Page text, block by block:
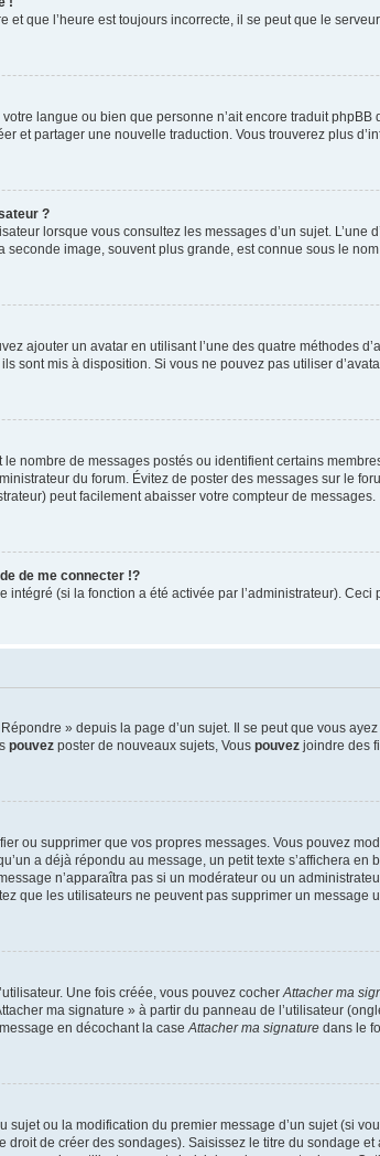
et que l’heure est toujours incorrecte, il se peut que le
langue ou bien que personne n’ait encore traduit
et partager une nouvelle traduction. Vous trouverez plus
?
lorsque vous consultez les messages d’un sujet.
image, souvent plus grande, est connue sous le
ajouter un avatar en utilisant l’une des quatre méthodes
sont mis à disposition. Si vous ne pouvez pas utiliser
nombre de messages postés ou identifient certains
du forum. Évitez de poster des messages sur le
peut facilement abaisser votre compteur de messages.
de me connecter !?
(si la fonction a été activée par l’administrateur).
» depuis la page d’un sujet. Il se peut que vous
pouvez poster de nouveaux sujets, Vous pouvez joindre des
ou supprimer que vos propres messages. Vous pouvez
a déjà répondu au message, un petit texte s’affichera en
n’apparaîtra pas si un modérateur ou un
que les utilisateurs ne peuvent pas supprimer un message
Une fois créée, vous pouvez cocherAttacher ma
ma signature » à partir du panneau de l’utilisateur
en décochant la caseAttacher ma signature dans le
sujet ou la modification du premier message d’un sujet (si
droit de créer des sondages). Saisissez le titre du sondage